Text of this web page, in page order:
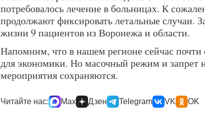
потребовалось лечение в больницах. К
продолжают фиксировать летальные случаи.
жизни 9 пациентов из Воронежа и области.
Напомним, что в нашем регионе сейчас почти
для экономики. Но масочный режим и запрет
мероприятия сохраняются.
Читайте нас: Max Дзен Telegram VK OK